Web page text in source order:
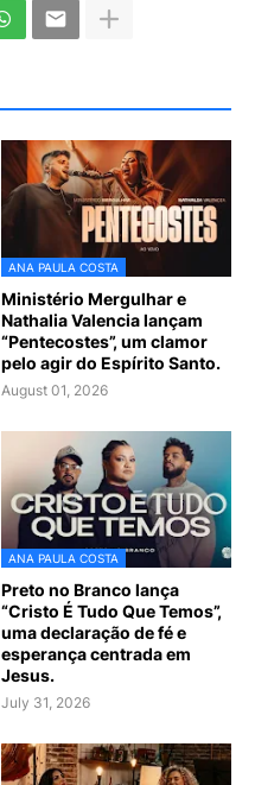
ANA PAULA COSTA
Ministério Mergulhar e
Nathalia Valencia lançam
“Pentecostes”, um clamor
pelo agir do Espírito Santo.
August 01, 2026
ANA PAULA COSTA
Preto no Branco lança
“Cristo É Tudo Que Temos”,
uma declaração de fé e
esperança centrada em
Jesus.
July 31, 2026